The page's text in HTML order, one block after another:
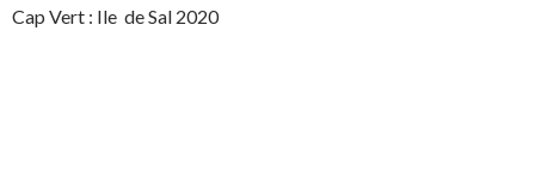
Cap Vert : Ile de Sal 2020